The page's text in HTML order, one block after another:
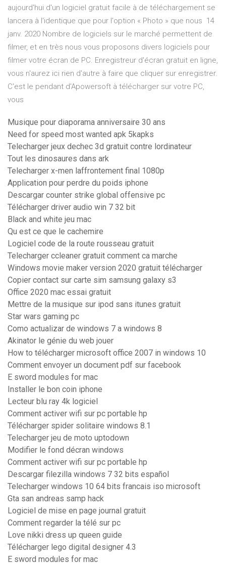
aujourd'hui d'un logiciel gratuit facile à de téléchargement se
lancera à l'identique que pour l'option « Photo » que nous 14
janv. 2020 Nombre de logiciels sur le marché permettent de
filmer, et en très nous vous proposons divers logiciels pour
filmer votre écran de PC. Enregistreur d'écran gratuit en ligne,
vous n'aurez ici rien d'autre à faire que cliquer sur enregistrer.
C'est le pendant d'Apowersoft à télécharger sur votre PC,
vous
Musique pour diaporama anniversaire 30 ans
Need for speed most wanted apk 5kapks
Telecharger jeux dechec 3d gratuit contre lordinateur
Tout les dinosaures dans ark
Telecharger x-men laffrontement final 1080p
Application pour perdre du poids iphone
Descargar counter strike global offensive pc
Télécharger driver audio win 7 32 bit
Black and white jeu mac
Qu est ce que le cachemire
Logiciel code de la route rousseau gratuit
Telecharger ccleaner gratuit comment ca marche
Windows movie maker version 2020 gratuit télécharger
Copier contact sur carte sim samsung galaxy s3
Office 2020 mac essai gratuit
Mettre de la musique sur ipod sans itunes gratuit
Star wars gaming pc
Como actualizar de windows 7 a windows 8
Akinator le génie du web jouer
How to télécharger microsoft office 2007 in windows 10
Comment envoyer un document pdf sur facebook
E sword modules for mac
Installer le bon coin iphone
Lecteur blu ray 4k logiciel
Comment activer wifi sur pc portable hp
Télécharger spider solitaire windows 8.1
Telecharger jeu de moto uptodown
Modifier le fond décran windows
Comment activer wifi sur pc portable hp
Descargar filezilla windows 7 32 bits español
Telecharger windows 10 64 bits francais iso microsoft
Gta san andreas samp hack
Logiciel de mise en page journal gratuit
Comment regarder la télé sur pc
Love nikki dress up queen guide
Télécharger lego digital designer 4.3
E sword modules for mac